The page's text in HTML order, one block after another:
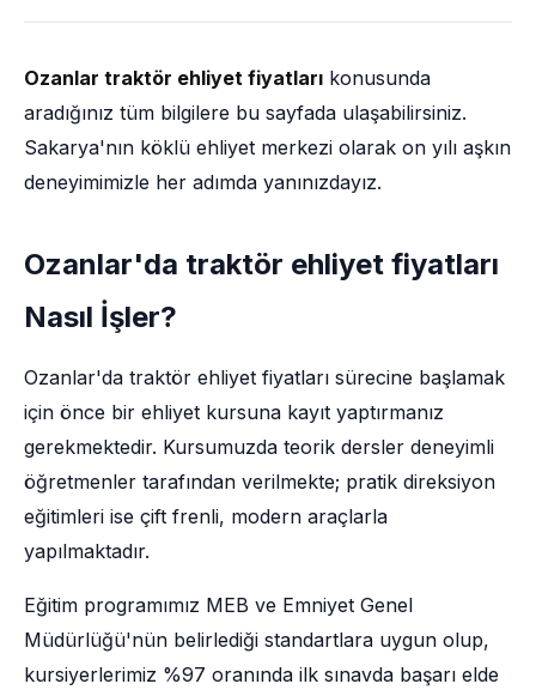
Ozanlar traktör ehliyet fiyatları konusunda
aradığınız tüm bilgilere bu sayfada ulaşabilirsiniz.
Sakarya'nın köklü ehliyet merkezi olarak on yılı aşkın
deneyimimizle her adımda yanınızdayız.
Ozanlar'da traktör ehliyet fiyatları
Nasıl İşler?
Ozanlar'da traktör ehliyet fiyatları sürecine başlamak
için önce bir ehliyet kursuna kayıt yaptırmanız
gerekmektedir. Kursumuzda teorik dersler deneyimli
öğretmenler tarafından verilmekte; pratik direksiyon
eğitimleri ise çift frenli, modern araçlarla
yapılmaktadır.
Eğitim programımız MEB ve Emniyet Genel
Müdürlüğü'nün belirlediği standartlara uygun olup,
kursiyerlerimiz %97 oranında ilk sınavda başarı elde